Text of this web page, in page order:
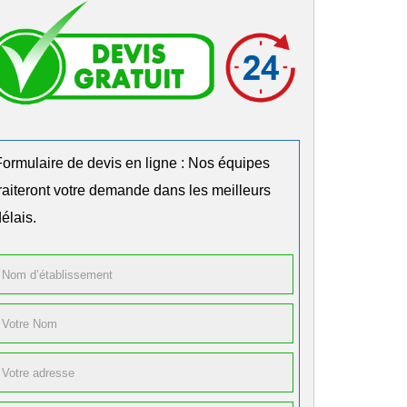
de devis en ligne : Nos équipes
votre demande dans les meilleurs